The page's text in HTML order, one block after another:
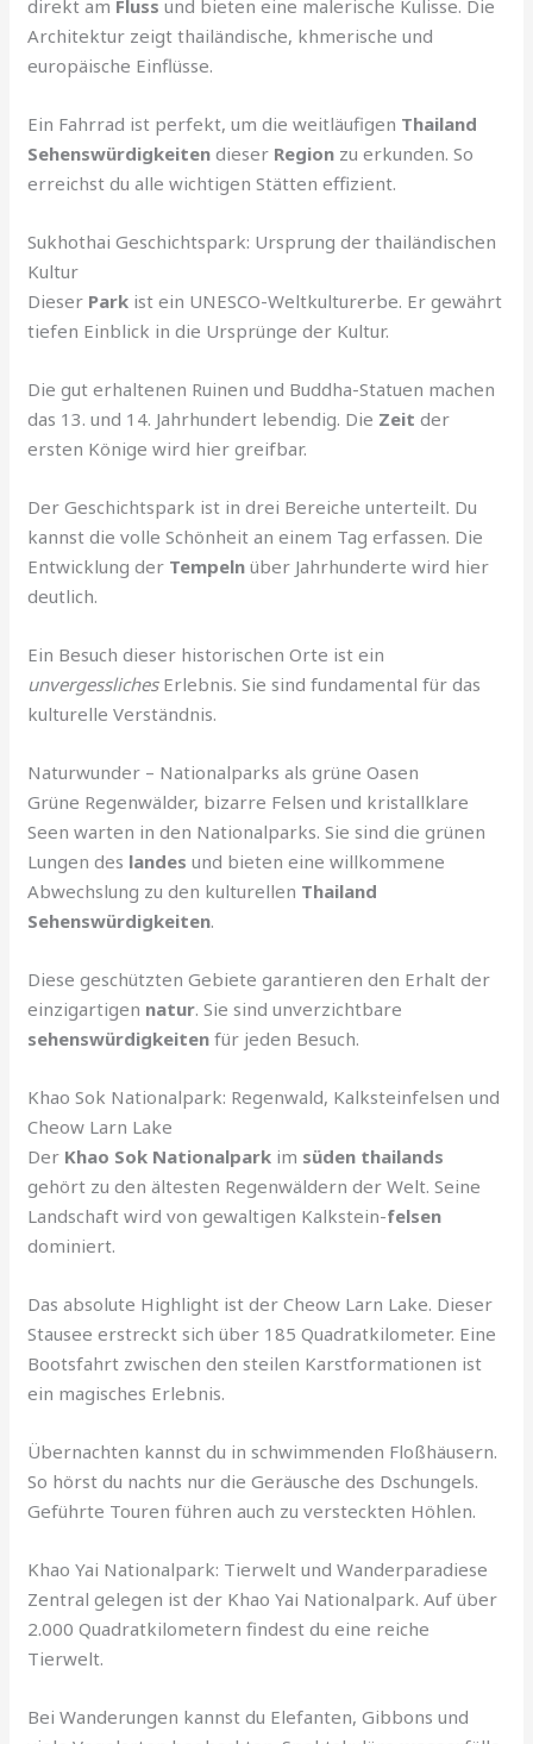
direkt am Fluss und bieten eine malerische Kulisse. Die
Architektur zeigt thailändische, khmerische und
europäische Einflüsse.
Ein Fahrrad ist perfekt, um die weitläufigen Thailand
Sehenswürdigkeiten dieser Region zu erkunden. So
erreichst du alle wichtigen Stätten effizient.
Sukhothai Geschichtspark: Ursprung der thailändischen
Kultur
Dieser Park ist ein UNESCO-Weltkulturerbe. Er gewährt
tiefen Einblick in die Ursprünge der Kultur.
Die gut erhaltenen Ruinen und Buddha-Statuen machen
das 13. und 14. Jahrhundert lebendig. Die Zeit der
ersten Könige wird hier greifbar.
Der Geschichtspark ist in drei Bereiche unterteilt. Du
kannst die volle Schönheit an einem Tag erfassen. Die
Entwicklung der Tempeln über Jahrhunderte wird hier
deutlich.
Ein Besuch dieser historischen Orte ist ein
unvergesslichesErlebnis. Sie sind fundamental für das
kulturelle Verständnis.
Naturwunder – Nationalparks als grüne Oasen
Grüne Regenwälder, bizarre Felsen und kristallklare
Seen warten in den Nationalparks. Sie sind die grünen
Lungen des landes und bieten eine willkommene
Abwechslung zu den kulturellen Thailand
Sehenswürdigkeiten.
Diese geschützten Gebiete garantieren den Erhalt der
einzigartigen natur. Sie sind unverzichtbare
sehenswürdigkeiten für jeden Besuch.
Khao Sok Nationalpark: Regenwald, Kalksteinfelsen und
Cheow Larn Lake
Der Khao Sok Nationalpark im süden thailands
gehört zu den ältesten Regenwäldern der Welt. Seine
Landschaft wird von gewaltigen Kalkstein-felsen
dominiert.
Das absolute Highlight ist der Cheow Larn Lake. Dieser
Stausee erstreckt sich über 185 Quadratkilometer. Eine
Bootsfahrt zwischen den steilen Karstformationen ist
ein magisches Erlebnis.
Übernachten kannst du in schwimmenden Floßhäusern.
So hörst du nachts nur die Geräusche des Dschungels.
Geführte Touren führen auch zu versteckten Höhlen.
Khao Yai Nationalpark: Tierwelt und Wanderparadiese
Zentral gelegen ist der Khao Yai Nationalpark. Auf über
2.000 Quadratkilometern findest du eine reiche
Tierwelt.
Bei Wanderungen kannst du Elefanten, Gibbons und